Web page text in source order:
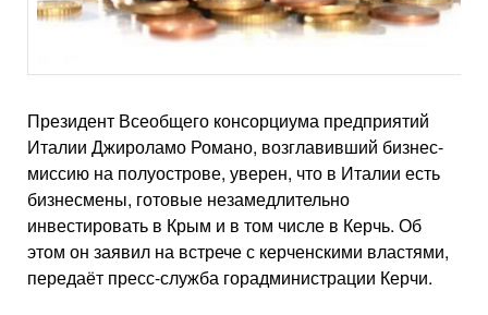
Президент Всеобщего консорциума предприятий
Италии Джироламо Романо, возглавивший бизнес-
миссию на полуострове, уверен, что в Италии есть
бизнесмены, готовые незамедлительно
инвестировать в Крым и в том числе в Керчь. Об
этом он заявил на встрече с керченскими властями,
передаёт пресс-служба горадминистрации Керчи.